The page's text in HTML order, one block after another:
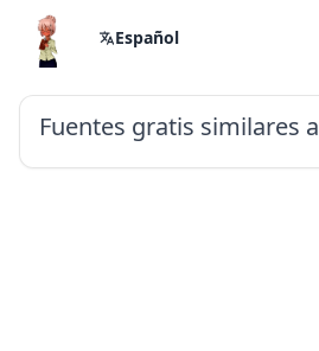
Español
Fuentes gratis similares a